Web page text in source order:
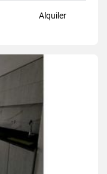
Alquiler